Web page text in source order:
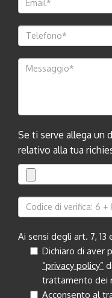
Se ti serve allega un
relativo alla tua
Ai sensi degli art. 7, 13
Dichiaro di aver
“privacy policy”
trattamento dei
Acconsento al